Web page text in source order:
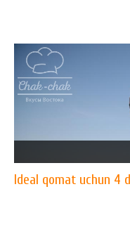
Ideal qomat uchun 4